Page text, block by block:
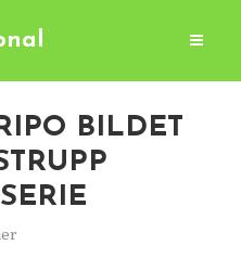
BILDET